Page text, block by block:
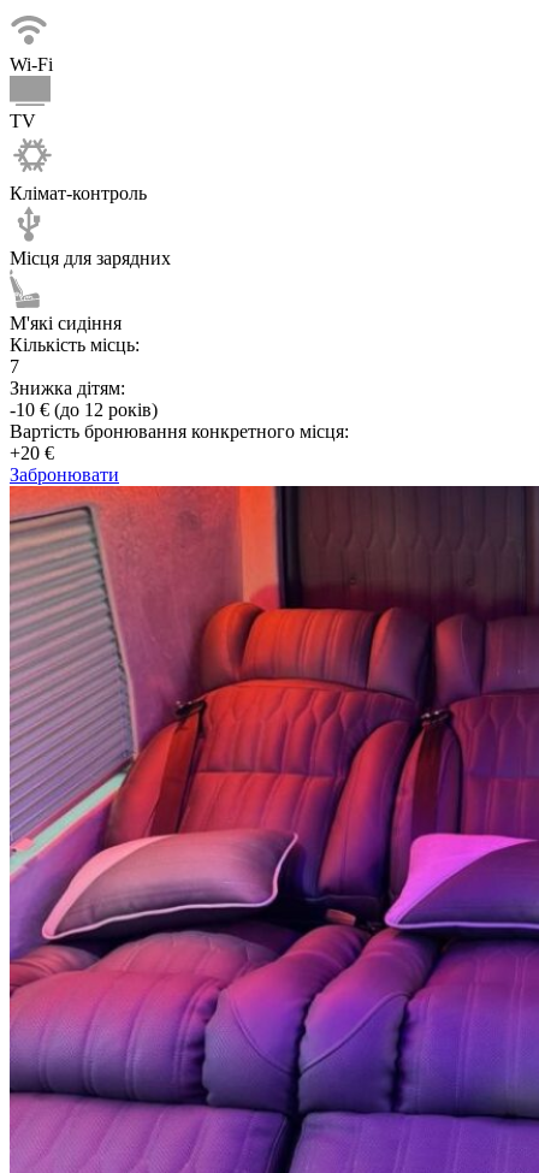
Wi-Fi
TV
Клімат-контроль
Місця для зарядних
М'які сидіння
Кількість місць:
7
Знижка дітям:
-10 € (до 12 років)
Вартість бронювання конкретного місця:
+20 €
Забронювати